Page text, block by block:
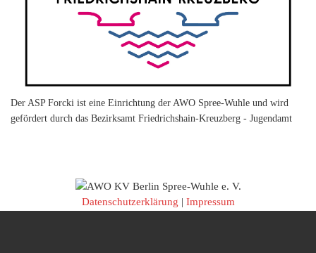
Der ASP Forcki ist eine Einrichtung der AWO Spree-Wuhle und wird
gefördert durch das Bezirksamt Friedrichshain-Kreuzberg - Jugendamt
Datenschutzerklärung | Impressum